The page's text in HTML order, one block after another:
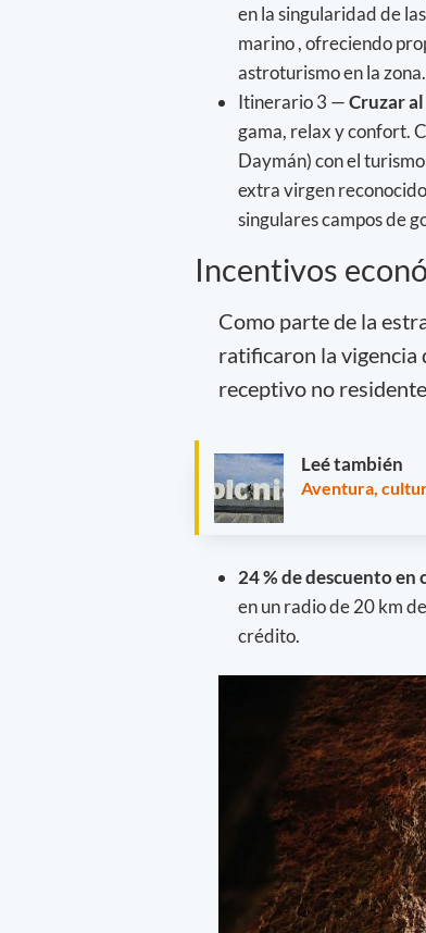
en la singularidad de
marino , ofreciendo
astroturismo en la zona.
Itinerario 3 —Cruzar
gama, relax y confort.
Daymán) con el
extra virgen
singulares campos de
Incentivos
Como parte de la
ratificaron la vigencia
receptivo no
Leé también
Aventura,
24 % de descuento en
en un radio de 20 km
crédito.